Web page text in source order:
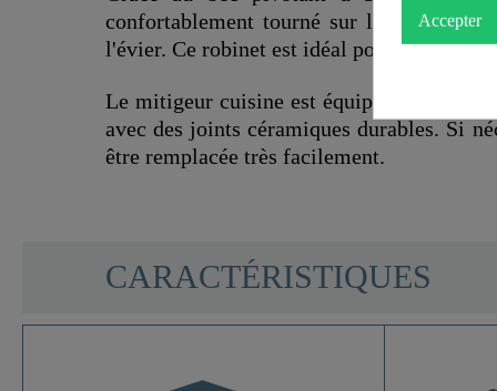
confortablement tourné sur le côté et
l'évier. Ce robinet est idéal pour une
Le mitigeur cuisine est équipé d'une
avec des joints céramiques durables. Si
être remplacée très facilement.
CARACTÉRISTIQUES
Accepter